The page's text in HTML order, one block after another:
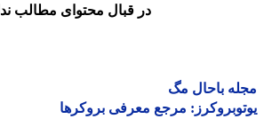
در قبال محتوای مطالب ندارد.
باحال مگ
مرجع معرفی بروکرها